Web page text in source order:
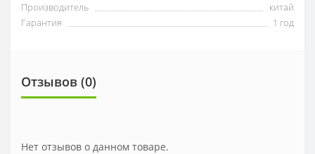
Производитель
китай
Гарантия
1 год
Отзывов (0)
Нет отзывов о данном товаре.